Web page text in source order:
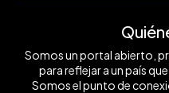
Somos un portal abierto,
para reflejar a un país
Somos el punto de